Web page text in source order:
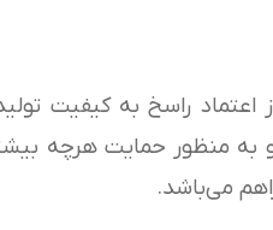
از اعتماد راسخ به کیفیت
منظور حمایت هرچه
می‌باشد.